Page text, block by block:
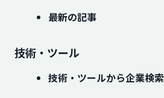
最新の記事
技術・ツール
技術・ツールから企業検索